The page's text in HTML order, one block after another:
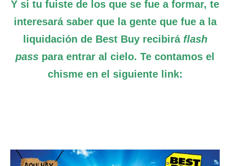
Y si tu fuiste de los que se fue a formar, te
interesará saber que la gente que fue a la
liquidación de Best Buy recibirá flash
pass para entrar al cielo. Te contamos el
chisme en el siguiente link: